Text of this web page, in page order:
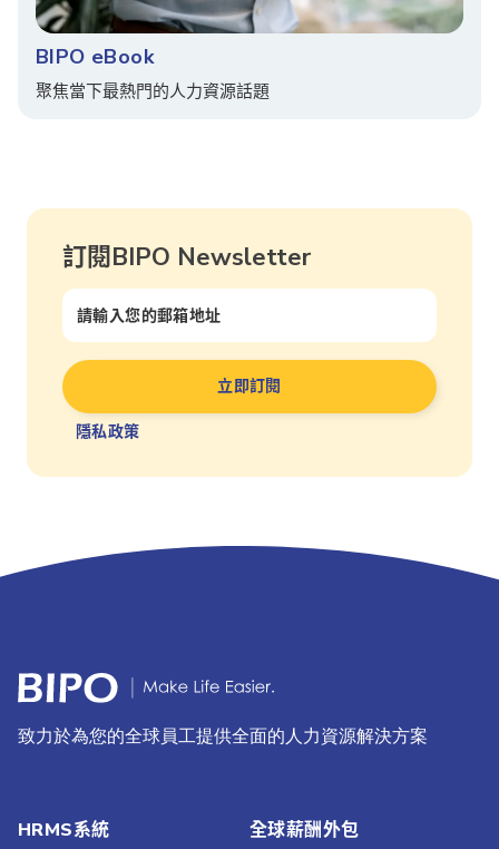
BIPO eBook
聚焦當下最熱門的人力資源話題
訂閱BIPO Newsletter
隱私政策
致力於為您的全球員工提供全面的人力資源解決方案
HRMS系統 全球薪酬外包